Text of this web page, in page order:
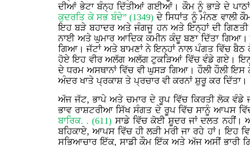
ਦੀਆਂ ਭੇਟਾ ਬੰਨ੍ਹ ਦਿੱਤੀਆਂ ਗਈਆਂ। ਕੌਮ ਨੂੰ ਭਾੜੇ ਦੇ
ਕੁਦਰਤਿ ਕੇ ਸਭ ਬੰਦੇ” (1349) ਦੇ ਸਿਧਾਂਤ ਨੂੰ ਮੰਨਣ ਵਾਲੀ
ਇਹ ਬੜੇ ਬਹਾਦਰ ਅਤੇ ਜੰਗਜੂ ਹਨ ਅਤੇ ਇਨ੍ਹਾਂ ਦੀ ਗਿਣਤੀ
ਨਾਈ ਅਤੇ ਘੁਮਾਰ ਆਦਿਕ ਕਮੀਨ ਕੰਦੂ ਬਣਾ ਦਿੱਤਾ ਗਿਆ।
ਗਿਆ। ਜੱਟਾਂ ਅਤੇ ਬਾਮਣਾਂ ਨੇ ਇਨ੍ਹਾਂ ਨਾਲ ਪੰਗਤ ਵਿੱਚ ਬੈਠ
ਹੋਏ ਇਹ ਵੀਰ ਅਲੱਗ ਅਲੱਗ ਟੁਕੜਿਆਂ ਵਿੱਚ ਵੰਡੇ ਗਏ।
ਦੇ ਧਰਮ ਅਸਥਾਨਾਂ ਵਿੱਚ ਵੀ ਘੁਸੜ ਗਿਆ। ਹੌਲੀ ਹੌਲੀ ਇਸ
ਅੰਦਰ ਖਾਤੇ ਪ੍ਰਕਾਸ਼ ਤੇ ਪ੍ਰਚਾਰ ਵੀ ਕਰਨਾਂ ਸ਼ੁਰੂ ਕਰ ਦਿੱਤਾ।
ਅੱਜ ਜੱਟ, ਭਾਪੇ ਅਤੇ ਚਮਾਰ ਦੇ ਰੂਪ ਵਿੱਚ ਕਿਰਤੀ ਲੋਕ
ਭਾਵ ਰਾਸ਼ਟਰੀਆ ਸਿੱਖ ਸੰਗਤ ਦੇ ਰੂਪ ਵਿੱਚ ਸਾਨੂੰ ਆਪਸ
ਬਾਰਿਕ. . (611) ਸਾਡੇ ਵਿੱਚ ਕੋਈ ਸ਼ੂਦਰ ਜਾਂ ਦਲਤ ਨਹੀਂ।
ਬਹਿਕਾਏ, ਆਪਸ ਵਿੱਚ ਹੀ ਲੜੀ ਮਰੀ ਜਾ ਰਹੇ ਹਾਂ। ਇਹ
ਸਭਿਆਚਾਰ ਇੱਕ, ਸਾਡੀ ਕੌਮ ਇੱਕ ਅਤੇ ਅੱਜ ਅਸੀਂ ਭਾਰੀ